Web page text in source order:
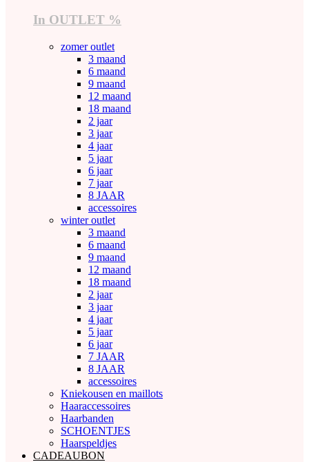
In OUTLET %
zomer outlet
3 maand
6 maand
9 maand
12 maand
18 maand
2 jaar
3 jaar
4 jaar
5 jaar
6 jaar
7 jaar
8 JAAR
accessoires
winter outlet
3 maand
6 maand
9 maand
12 maand
18 maand
2 jaar
3 jaar
4 jaar
5 jaar
6 jaar
7 JAAR
8 JAAR
accessoires
Kniekousen en maillots
Haaraccessoires
Haarbanden
SCHOENTJES
Haarspeldjes
CADEAUBON